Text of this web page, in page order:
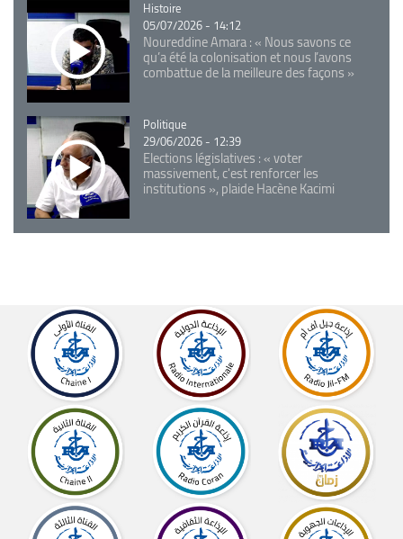
Catégorie
Histoire
05/07/2026 - 14:12
Noureddine Amara : « Nous savons ce
qu’a été la colonisation et nous l’avons
combattue de la meilleure des façons »
Catégorie
Politique
29/06/2026 - 12:39
Elections législatives : « voter
massivement, c'est renforcer les
institutions », plaide Hacène Kacimi